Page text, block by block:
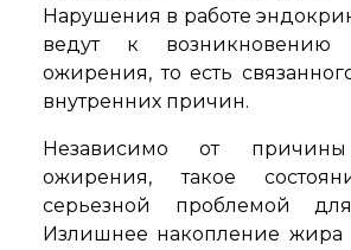
Нарушения в работе
ведут к возникновению
ожирения, то есть
внутренних причин.
Независимо от причины
ожирения, такое
серьезной проблемой
Излишнее накопление жира